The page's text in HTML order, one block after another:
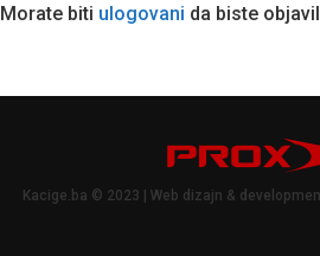
Morate biti ulogovani da biste
Kacige.ba © 2023 | Web dizajn &